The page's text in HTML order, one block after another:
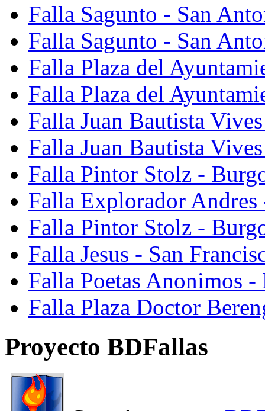
Falla Sagunto - San
Falla Sagunto - San
Falla Plaza del
Falla Plaza del
Falla Juan Bautista
Falla Juan Bautista
Falla Pintor Stolz -
Falla Explorador Andres
Falla Pintor Stolz -
Falla Jesus - San
Falla Poetas Anonimos
Falla Plaza Doctor
Proyecto BDFallas